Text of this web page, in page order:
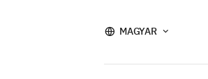
MAGYAR